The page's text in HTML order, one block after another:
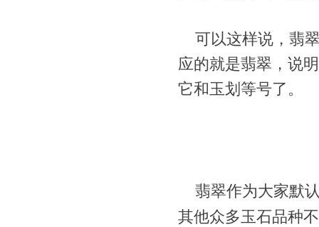
可以这样说，翡
应的就是翡翠，说
它和玉划等号了。
翡翠作为大家默
其他众多玉石品种